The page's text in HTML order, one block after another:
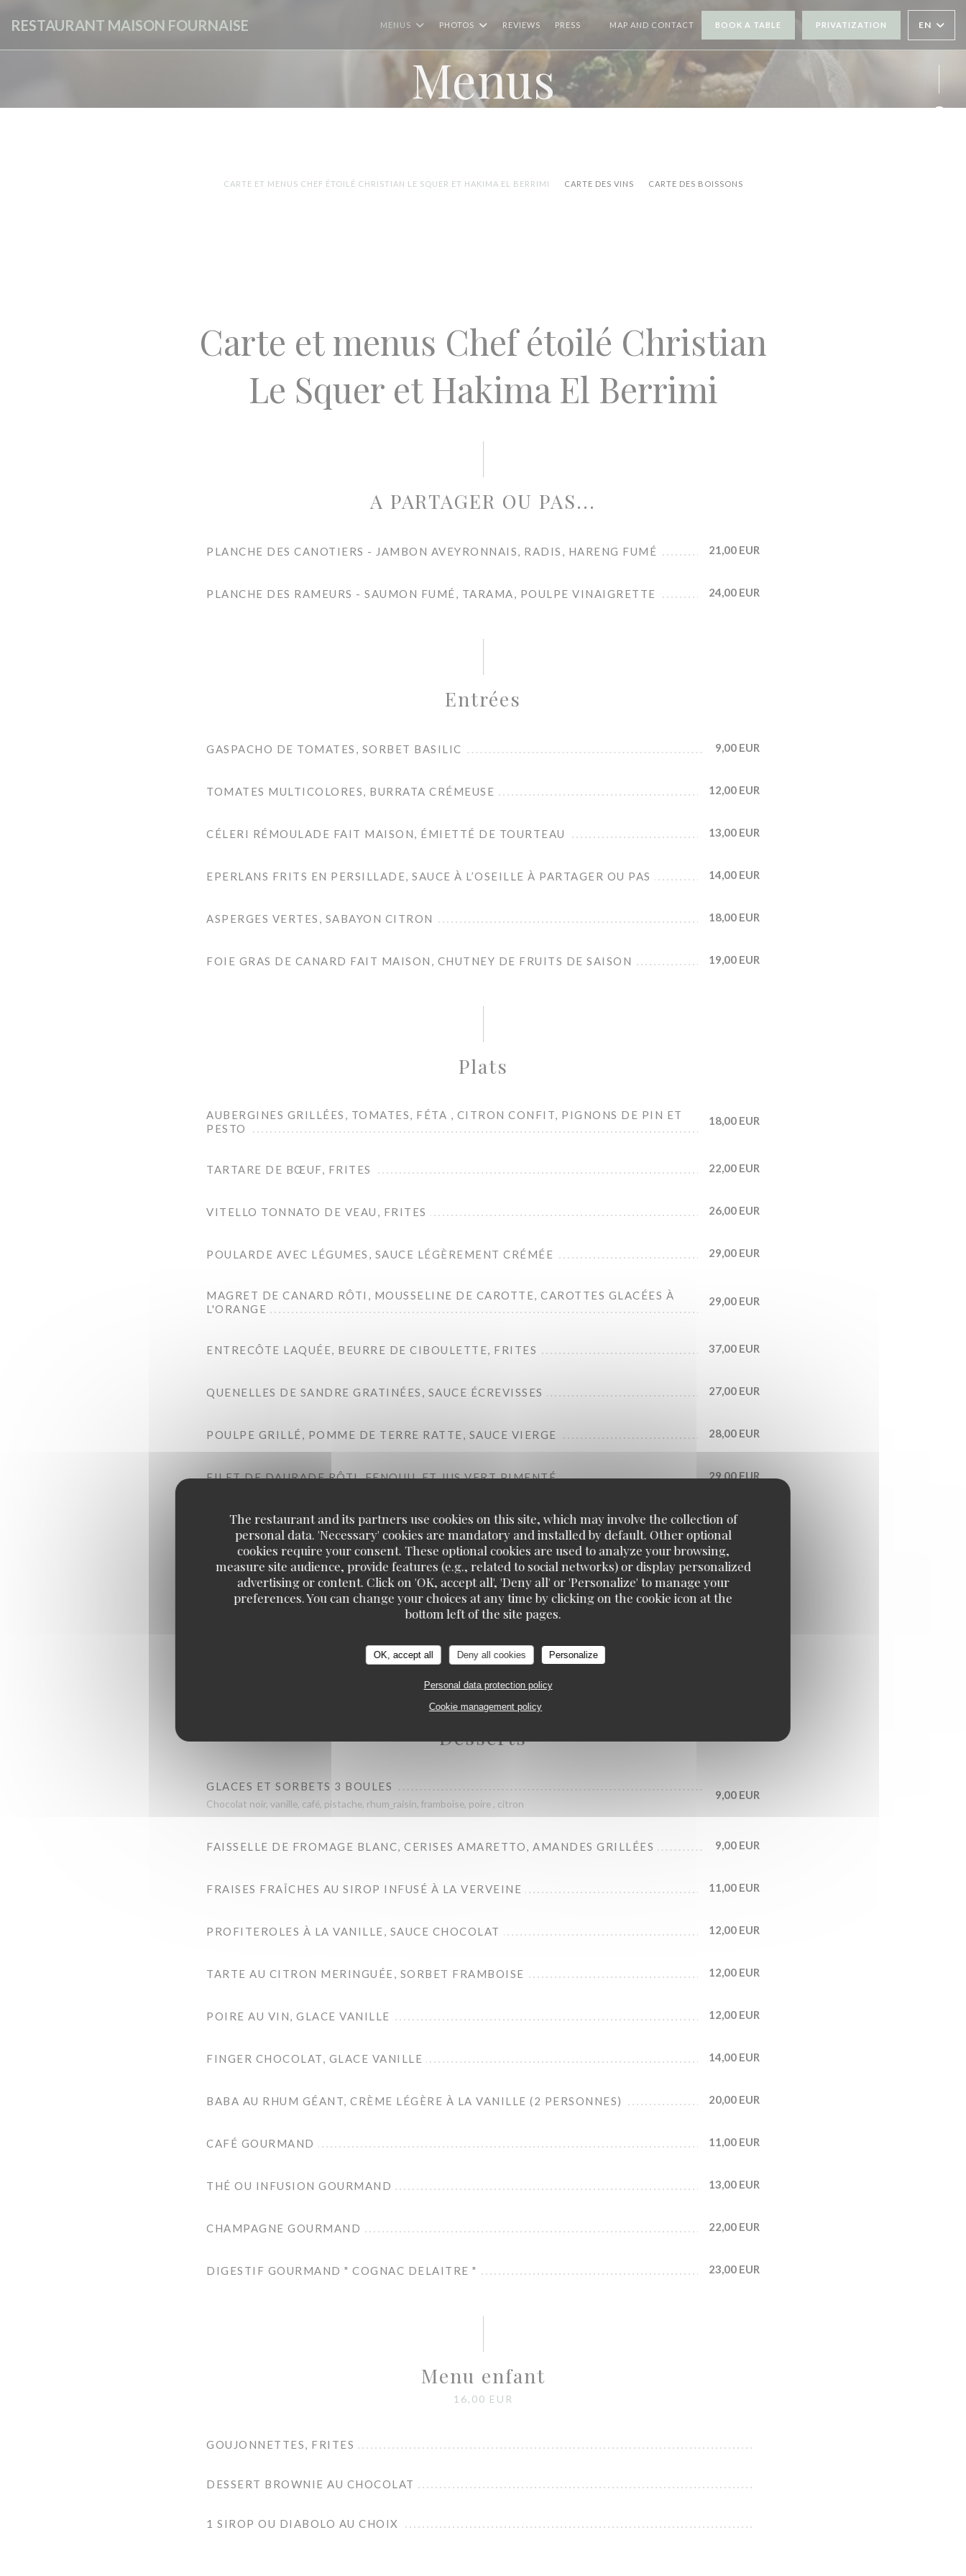
The restaurant and its partners use cookies on this site, which may involve the collection of
personal data. 'Necessary' cookies are mandatory and installed by default. Other optional
cookies require your consent. These optional cookies are used to analyze your browsing,
measure site audience, provide features (e.g., related to social networks) or display personalized
advertising or content. Click on 'OK, accept all', 'Deny all' or 'Personalize' to manage your
preferences. You can change your choices at any time by clicking on the cookie icon at the
bottom left of the site pages.
OK, accept all Deny all cookies Personalize
Personal data protection policy
Cookie management policy
RESTAURANT MAISON FOURNAISE MENUS PHOTOS REVIEWS PRESS MAP AND CONTACT BOOK A TABLE PRIVATIZATION EN
Menus
CARTE ET MENUS CHEF ÉTOILÉ CHRISTIAN LE SQUER ET HAKIMA EL BERRIMI CARTE DES VINS CARTE DES BOISSONS
Carte et menus Chef étoilé Christian
Le Squer et Hakima El Berrimi
A PARTAGER OU PAS...
PLANCHE DES CANOTIERS - JAMBON AVEYRONNAIS, RADIS, HARENG FUMÉ 21,00 EUR
PLANCHE DES RAMEURS - SAUMON FUMÉ, TARAMA, POULPE VINAIGRETTE 24,00 EUR
Entrées
GASPACHO DE TOMATES, SORBET BASILIC 9,00 EUR
TOMATES MULTICOLORES, BURRATA CRÉMEUSE 12,00 EUR
CÉLERI RÉMOULADE FAIT MAISON, ÉMIETTÉ DE TOURTEAU 13,00 EUR
EPERLANS FRITS EN PERSILLADE, SAUCE À L’OSEILLE À PARTAGER OU PAS 14,00 EUR
ASPERGES VERTES, SABAYON CITRON 18,00 EUR
FOIE GRAS DE CANARD FAIT MAISON, CHUTNEY DE FRUITS DE SAISON 19,00 EUR
Plats
AUBERGINES GRILLÉES, TOMATES, FÉTA , CITRON CONFIT, PIGNONS DE PIN ET
PESTO
18,00 EUR
TARTARE DE BŒUF, FRITES 22,00 EUR
VITELLO TONNATO DE VEAU, FRITES 26,00 EUR
POULARDE AVEC LÉGUMES, SAUCE LÉGÈREMENT CRÉMÉE 29,00 EUR
MAGRET DE CANARD RÔTI, MOUSSELINE DE CAROTTE, CAROTTES GLACÉES À
L'ORANGE
29,00 EUR
ENTRECÔTE LAQUÉE, BEURRE DE CIBOULETTE, FRITES 37,00 EUR
QUENELLES DE SANDRE GRATINÉES, SAUCE ÉCREVISSES 27,00 EUR
POULPE GRILLÉ, POMME DE TERRE RATTE, SAUCE VIERGE 28,00 EUR
FILET DE DAURADE RÔTI, FENOUIL ET JUS VERT PIMENTÉ 29,00 EUR
Fromages
Desserts
GLACES ET SORBETS 3 BOULES
Chocolat noir, vanille, café, pistache, rhum_raisin, framboise, poire , citron
9,00 EUR
FAISSELLE DE FROMAGE BLANC, CERISES AMARETTO, AMANDES GRILLÉES 9,00 EUR
FRAISES FRAÎCHES AU SIROP INFUSÉ À LA VERVEINE 11,00 EUR
PROFITEROLES À LA VANILLE, SAUCE CHOCOLAT 12,00 EUR
TARTE AU CITRON MERINGUÉE, SORBET FRAMBOISE 12,00 EUR
POIRE AU VIN, GLACE VANILLE 12,00 EUR
FINGER CHOCOLAT, GLACE VANILLE 14,00 EUR
BABA AU RHUM GÉANT, CRÈME LÉGÈRE À LA VANILLE (2 PERSONNES) 20,00 EUR
CAFÉ GOURMAND 11,00 EUR
THÉ OU INFUSION GOURMAND 13,00 EUR
CHAMPAGNE GOURMAND 22,00 EUR
DIGESTIF GOURMAND " COGNAC DELAITRE " 23,00 EUR
Menu enfant
16,00 EUR
GOUJONNETTES, FRITES
DESSERT BROWNIE AU CHOCOLAT
1 SIROP OU DIABOLO AU CHOIX
RESTAURANT MAISON FOURNAISE